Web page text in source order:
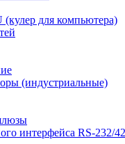
для компьютера)
(индустриальные)
интерфейса RS-232/